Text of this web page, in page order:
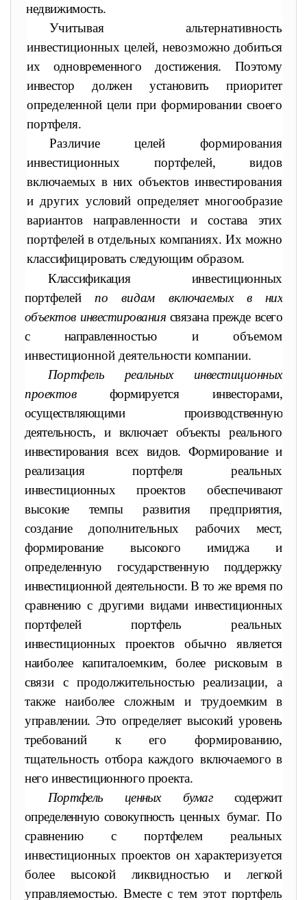
недвижимость.
Учитывая альтернативность
инвестиционных целей, невозможно добиться
их одновременного достижения. Поэтому
инвестор должен установить приоритет
определенной цели при формировании своего
портфеля.
Различие целей формирования
инвестиционных портфелей,видов
включаемых в них объектов инвестирования
и других условий определяет многообразие
вариантов направленности и состава этих
портфелей в отдельных компаниях. Их можно
классифицировать следующим образом.
Классификация инвестиционных
портфелей по видам включаемых в них
объектов инвестирования связана прежде всего
с направленностью и объемом
инвестиционной деятельности компании.
Портфель реальных инвестиционных
проектов формируется инвесторами,
осуществляющими производственную
деятельность, и включает объекты реального
инвестирования всех видов. Формированиеи
реализация портфеля реальных
инвестиционных проектов обеспечивают
высокие темпы развития предприятия,
создание дополнительных рабочих мест,
формирование высокого имиджа и
определенную государственную поддержку
инвестиционной деятельности. В то же время по
сравнению с другими видами инвестиционных
портфелей портфель реальных
инвестиционных проектов обычно является
наиболее капиталоемким, более рисковым в
связи с продолжительностью реализации, а
также наиболее сложным и трудоемким в
управлении. Это определяет высокий уровень
требований к его формированию,
тщательность отбора каждого включаемого в
него инвестиционного проекта.
Портфель ценных бумаг содержит
определенную совокупностьценных бумаг. По
сравнению с портфелем реальных
инвестиционных проектов он характеризуется
более высокой ликвидностьюи легкой
управляемостью. Вместе с тем этот портфель